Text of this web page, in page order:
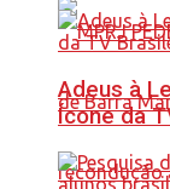
Adeus à
Ícone da